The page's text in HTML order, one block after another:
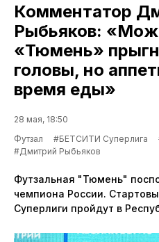
Комментатор
Рыбьяков:
«Тюмень»
головы, но
время еды»
28 мая, 18:50
Футзал
#БЕТСИТИ Суперлига
#Дмитрий Рыбьяков
Футзальная "Тюмень"
чемпиона России.
Суперлиги пройдут в